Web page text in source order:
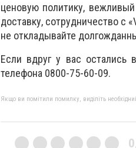
ценовую политику,
доставку, сотрудничество с
не откладывайте
Если вдруг у вас остались
телефона 0800-75-60-09.
Якщо ви помітили помилку, виділіть